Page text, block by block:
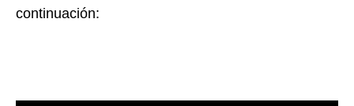
continuación: